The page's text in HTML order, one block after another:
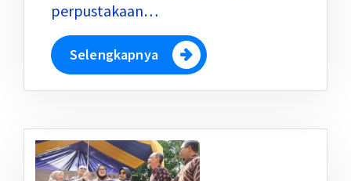
perpustakaan…
Selengkapnya